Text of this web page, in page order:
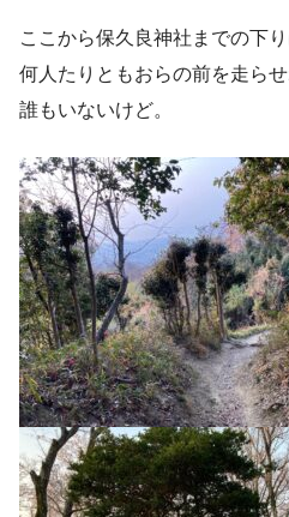
ここから保久良神社までの下
何人たりともおらの前を走ら
誰もいないけど。